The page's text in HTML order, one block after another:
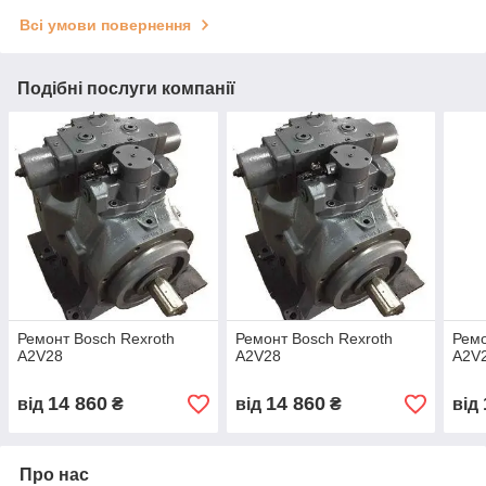
Всі умови повернення
Подібні послуги компанії
Ремонт Bosch Rexroth
A2V28
від 14 860 ₴
Ремонт Bosch Rexroth
A2V28
від 14 860₴ від
Про нас